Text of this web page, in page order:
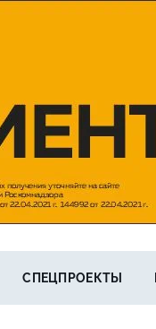
СПЕЦПРОЕКТЫ